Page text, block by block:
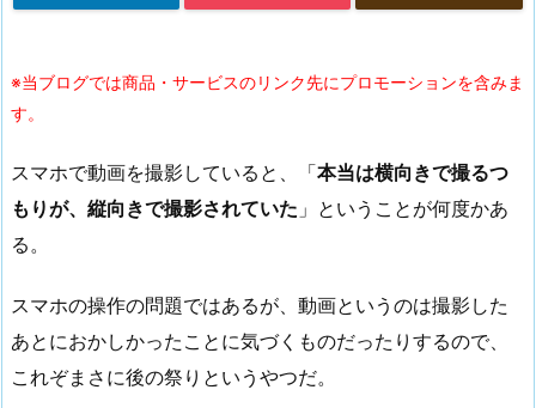
※当ブログでは商品・サービスのリンク先にプロモーションを含みま
す。
スマホで動画を撮影していると、「本当は横向きで撮るつ
もりが、縦向きで撮影されていた 」ということが何度かあ
る。
スマホの操作の問題ではあるが、動画というのは撮影した
あとにおかしかったことに気づくものだったりするので、
これぞまさに後の祭りというやつだ。